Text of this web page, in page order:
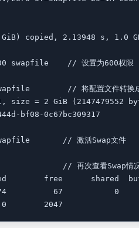
copied, 2.13948 s, 1.0
swapfile    // 设置为600权限
// 将配置文件转换成
size = 2 GiB (2147479552
bf08-0c67bc309317
// 激活Swap文件
// 再次查看Swap情况，
free      shared
67           0